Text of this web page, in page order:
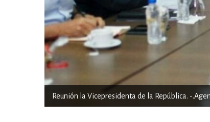
Reunión la Vicepresidenta de la República. -